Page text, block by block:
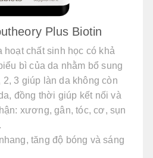
Plus Biotin
hoạt chất sinh học có khả
bì của da nhằm bổ sung
3 giúp làn da không còn
đồng thời giúp kết nối và
xương, gân, tóc, cơ, sụn
tăng độ bóng và sáng